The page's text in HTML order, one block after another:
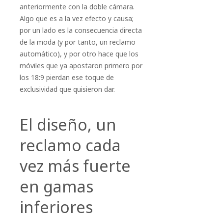
anteriormente con la doble cámara.
Algo que es a la vez efecto y causa;
por un lado es la consecuencia directa
de la moda (y por tanto, un reclamo
automático), y por otro hace que los
móviles que ya apostaron primero por
los 18:9 pierdan ese toque de
exclusividad que quisieron dar.
El diseño, un
reclamo cada
vez más fuerte
en gamas
inferiores